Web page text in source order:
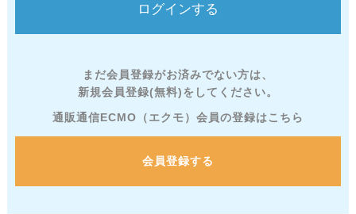
まだ会員登録がお済みでない方は、
新規会員登録(無料)をしてください。
通販通信ECMO（エクモ）会員の登録はこちら
会員登録する